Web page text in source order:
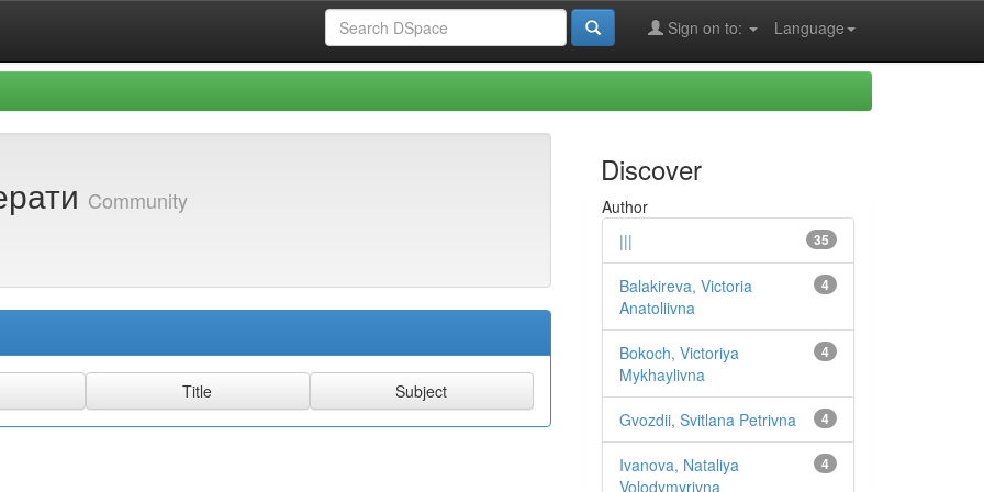
Language
Sign on to:
Community
Discover
Author
35
|||
4
Balakireva, Victoria
Anatoliivna
4
Bokoch, Victoriya
Mykhaylivna
4
Gvozdii, Svitlana Petrivna
4
Ivanova, Nataliya
Volodymyrivna